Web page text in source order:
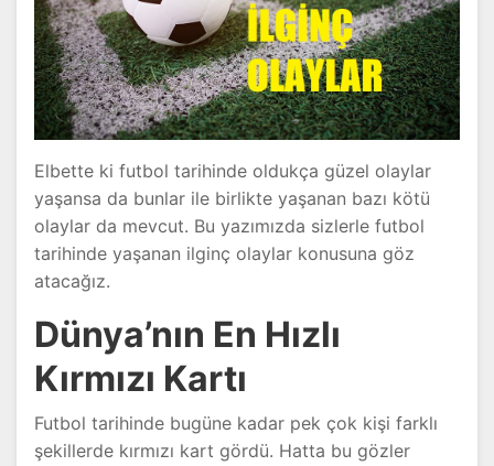
Elbette ki futbol tarihinde oldukça güzel olaylar
yaşansa da bunlar ile birlikte yaşanan bazı kötü
olaylar da mevcut. Bu yazımızda sizlerle futbol
tarihinde yaşanan ilginç olaylar konusuna göz
atacağız.
Dünya’nın En Hızlı
Kırmızı Kartı
Futbol tarihinde bugüne kadar pek çok kişi farklı
şekillerde kırmızı kart gördü. Hatta bu gözler